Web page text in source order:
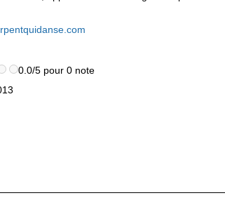
0.0/5 pour 0 note